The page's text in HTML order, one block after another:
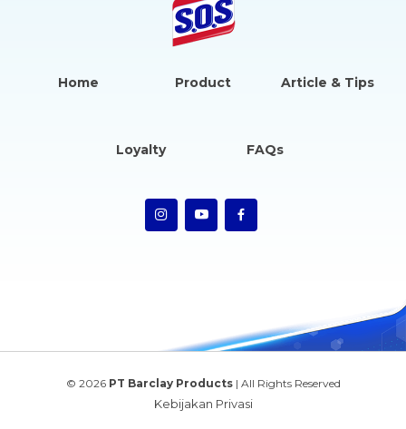
Home Product Article & Tips
Loyalty FAQs
© 2026 PT Barclay Products| All Rights Reserved
Kebijakan Privasi